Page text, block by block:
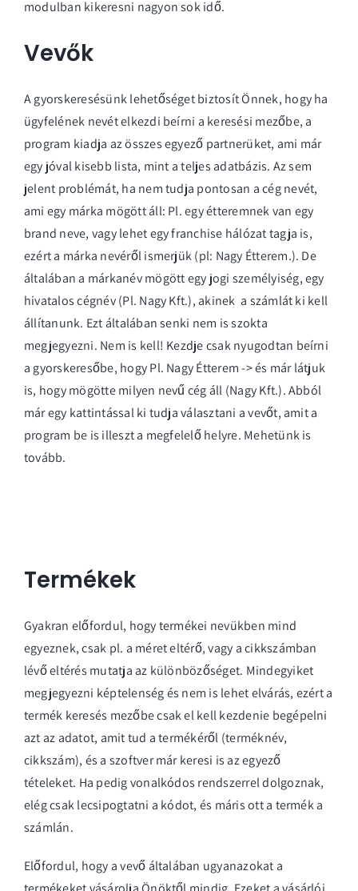
modulban kikeresni nagyon sok idő.
Vevők
A gyorskeresésünk lehetőséget biztosít Önnek, hogy ha
ügyfelének nevét elkezdi beírni a keresési mezőbe, a
program kiadja az összes egyező partnerüket, ami már
egy jóval kisebb lista, mint a teljes adatbázis. Az sem
jelent problémát, ha nem tudja pontosan a cég nevét,
ami egy márka mögött áll: Pl. egy étteremnek van egy
brand neve, vagy lehet egy franchise hálózat tagja is,
ezért a márka nevéről ismerjük (pl: Nagy Étterem.). De
általában a márkanév mögött egy jogi személyiség, egy
hivatalos cégnév (Pl. Nagy Kft.), akinek a számlát ki kell
állítanunk. Ezt általában senki nem is szokta
megjegyezni. Nem is kell! Kezdje csak nyugodtan beírni
a gyorskeresőbe, hogy Pl. Nagy Étterem -> és már látjuk
is, hogy mögötte milyen nevű cég áll (Nagy Kft.). Abból
már egy kattintással ki tudja választani a vevőt, amit a
program be is illeszt a megfelelő helyre. Mehetünk is
tovább.
Termékek
Gyakran előfordul, hogy termékei nevükben mind
egyeznek, csak pl. a méret eltérő, vagy a cikkszámban
lévő eltérés mutatja az különbözőséget. Mindegyiket
megjegyezni képtelenség és nem is lehet elvárás, ezért a
termék keresés mezőbe csak el kell kezdenie begépelni
azt az adatot, amit tud a termékéről (terméknév,
cikkszám), és a szoftver már keresi is az egyező
tételeket. Ha pedig vonalkódos rendszerrel dolgoznak,
elég csak lecsipogtatni a kódot, és máris ott a termék a
számlán.
Előfordul, hogy a vevő általában ugyanazokat a